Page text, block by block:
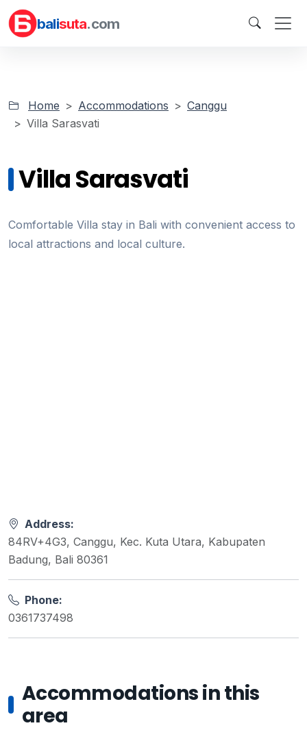
balisuta.com
Home Accommodations
Canggu
Villa Sarasvati
Villa Sarasvati
Comfortable Villa stay in Bali with convenient access to
local attractions and local culture.
Address:
84RV+4G3, Canggu, Kec. Kuta Utara, Kabupaten
Badung, Bali 80361
Phone:
0361737498
Accommodations in this
area